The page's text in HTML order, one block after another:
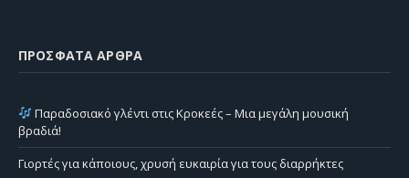
ΠΡΌΣΦΑΤΑ ΆΡΘΡΑ
Παραδοσιακό γλέντι στις Κροκεές – Μια μεγάλη μουσική
βραδιά!
Γιορτές για κάποιους, χρυσή ευκαιρία για τους διαρρήκτες